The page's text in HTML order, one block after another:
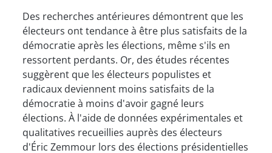
Des recherches antérieures démontrent que les
électeurs ont tendance à être plus satisfaits de la
démocratie après les élections, même s'ils en
ressortent perdants. Or, des études récentes
suggèrent que les électeurs populistes et
radicaux deviennent moins satisfaits de la
démocratie à moins d'avoir gagné leurs
élections. À l'aide de données expérimentales et
qualitatives recueillies auprès des électeurs
d'Éric Zemmour lors des élections présidentielles